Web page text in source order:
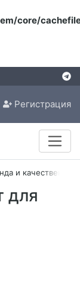
core/
Регистрация
и
для